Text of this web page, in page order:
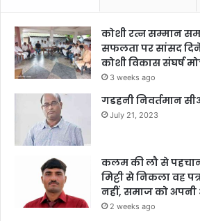
कोशी रत्न सम्मान
सफलता पर सांसद
कोशी विकास संघर्ष
3 weeks ago
गडहनी निवर्तमान
July 21, 2023
कलम की लौ से
मिट्टी से निकला वह
नहीं, समाज को
2 weeks ago